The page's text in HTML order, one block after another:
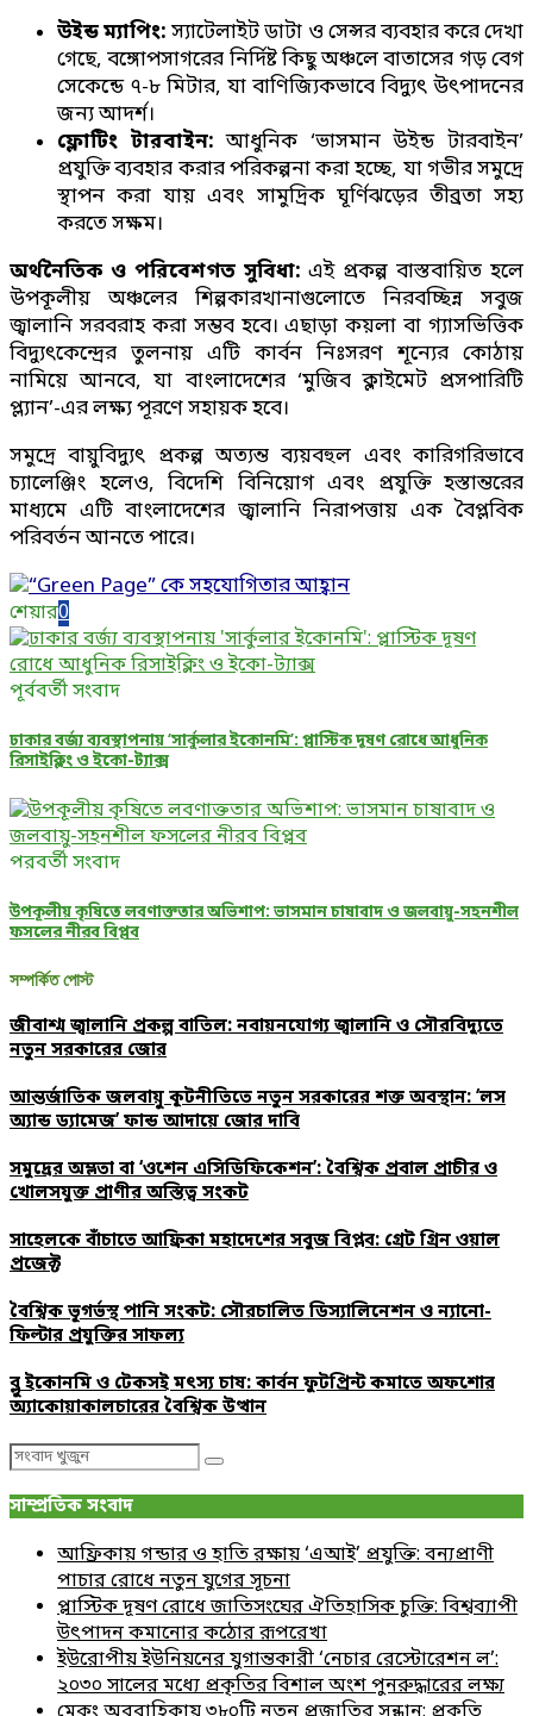
উইন্ড ম্যাপিং: স্যাটেলাইট ডাটা ও সেন্সর ব্যবহার করে দেখা
গেছে, বঙ্গোপসাগরের নির্দিষ্ট কিছু অঞ্চলে বাতাসের গড় বেগ
সেকেন্ডে ৭-৮ মিটার, যা বাণিজ্যিকভাবে বিদ্যুৎ উৎপাদনের
জন্য আদর্শ।
ফ্লোটিং টারবাইন: আধুনিক ‘ভাসমান উইন্ড টারবাইন’
প্রযুক্তি ব্যবহার করার পরিকল্পনা করা হচ্ছে, যা গভীর সমুদ্রে
স্থাপন করা যায় এবং সামুদ্রিক ঘূর্ণিঝড়ের তীব্রতা সহ্য
করতে সক্ষম।
অর্থনৈতিক ও পরিবেশগত সুবিধা: এই প্রকল্প বাস্তবায়িত হলে
উপকূলীয় অঞ্চলের শিল্পকারখানাগুলোতে নিরবচ্ছিন্ন সবুজ
জ্বালানি সরবরাহ করা সম্ভব হবে। এছাড়া কয়লা বা গ্যাসভিত্তিক
বিদ্যুৎকেন্দ্রের তুলনায় এটি কার্বন নিঃসরণ শূন্যের কোঠায়
নামিয়ে আনবে, যা বাংলাদেশের ‘মুজিব ক্লাইমেট প্রসপারিটি
প্ল্যান’-এর লক্ষ্য পূরণে সহায়ক হবে।
সমুদ্রে বায়ুবিদ্যুৎ প্রকল্প অত্যন্ত ব্যয়বহুল এবং কারিগরিভাবে
চ্যালেঞ্জিং হলেও, বিদেশি বিনিয়োগ এবং প্রযুক্তি হস্তান্তরের
মাধ্যমে এটি বাংলাদেশের জ্বালানি নিরাপত্তায় এক বৈপ্লবিক
পরিবর্তন আনতে পারে।
শেয়ার0
পূর্ববর্তী সংবাদ
ঢাকার বর্জ্য ব্যবস্থাপনায় ‘সার্কুলার ইকোনমি’: প্লাস্টিক দূষণ রোধে আধুনিক
রিসাইক্লিং ও ইকো-ট্যাক্স
পরবর্তী সংবাদ
উপকূলীয় কৃষিতে লবণাক্ততার অভিশাপ: ভাসমান চাষাবাদ ও জলবায়ু-সহনশীল
ফসলের নীরব বিপ্লব
সম্পর্কিত পোস্ট
জীবাশ্ম জ্বালানি প্রকল্প বাতিল: নবায়নযোগ্য জ্বালানি ও সৌরবিদ্যুতে
নতুন সরকারের জোর
আন্তর্জাতিক জলবায়ু কূটনীতিতে নতুন সরকারের শক্ত অবস্থান: ‘লস
অ্যান্ড ড্যামেজ’ ফান্ড আদায়ে জোর দাবি
সমুদ্রের অম্লতা বা ‘ওশেন এসিডিফিকেশন’: বৈশ্বিক প্রবাল প্রাচীর ও
খোলসযুক্ত প্রাণীর অস্তিত্ব সংকট
সাহেলকে বাঁচাতে আফ্রিকা মহাদেশের সবুজ বিপ্লব: গ্রেট গ্রিন ওয়াল
প্রজেক্ট
বৈশ্বিক ভূগর্ভস্থ পানি সংকট: সৌরচালিত ডিস্যালিনেশন ও ন্যানো-
ফিল্টার প্রযুক্তির সাফল্য
ব্লু ইকোনমি ও টেকসই মৎস্য চাষ: কার্বন ফুটপ্রিন্ট কমাতে অফশোর
অ্যাকোয়াকালচারের বৈশ্বিক উত্থান
Search
Search
সাম্প্রতিক সংবাদ
আফ্রিকায় গন্ডার ও হাতি রক্ষায় ‘এআই’ প্রযুক্তি: বন্যপ্রাণী
পাচার রোধে নতুন যুগের সূচনা
প্লাস্টিক দূষণ রোধে জাতিসংঘের ঐতিহাসিক চুক্তি: বিশ্বব্যাপী
উৎপাদন কমানোর কঠোর রূপরেখা
ইউরোপীয় ইউনিয়নের যুগান্তকারী ‘নেচার রেস্টোরেশন ল’:
২০৩০ সালের মধ্যে প্রকৃতির বিশাল অংশ পুনরুদ্ধারের লক্ষ্য